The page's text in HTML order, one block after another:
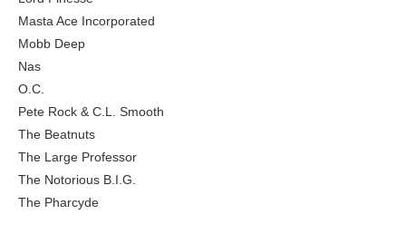
Masta Ace Incorporated
Mobb Deep
Nas
O.C.
Pete Rock & C.L. Smooth
The Beatnuts
The Large Professor
The Notorious B.I.G.
The Pharcyde